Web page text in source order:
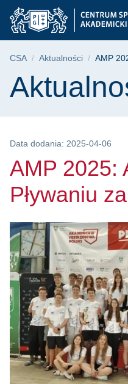
Przejdź
do
menu
Przejdź
do
wyszukiwarki
Przejdź
do
treści
AMP
Ścieżka
CSA Aktualności AMP
Treść
Data dodania: 2025-04-06
AMP 2025:
Pływaniu